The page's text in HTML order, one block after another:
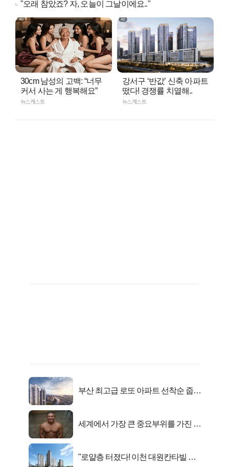
"오래 참았죠? 자, 오늘이 그날이에요.."
30cm 남성의 고백: “너무
커서 사는 게 행복해요”
뉴스캐스트
강서구 ‘반값’ 신축 아파트
떴다! 경쟁률 치열해..
뉴스캐스트
부산 최고급 로또 아파트 선착순 줍줍
세계에서 가장 큰 중요부위를 가진 남
"로얄층 터졌다! 이천 대원칸타빌 잔